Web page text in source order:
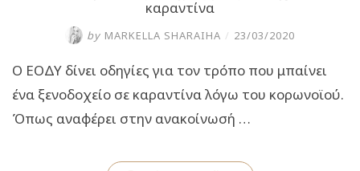
καραντίνα
by MARKELLA SHARAIHA / 23/03/2020
Ο ΕΟΔΥ δίνει οδηγίες για τον τρόπο που μπαίνει
ένα ξενοδοχείο σε καραντίνα λόγω του κορωνοϊού.
Όπως αναφέρει στην ανακοίνωσή …